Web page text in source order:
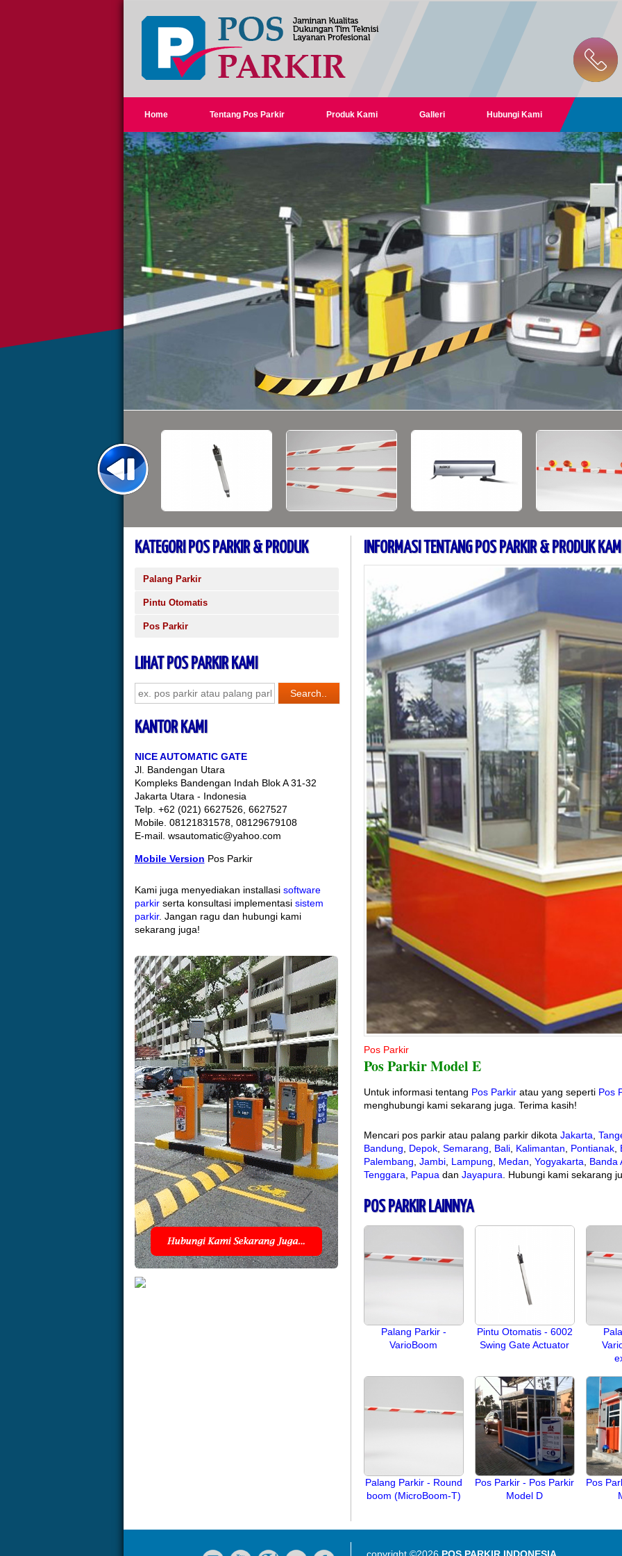
Home Tentang Pos Parkir Produk Kami Galleri Hubungi Kami
KATEGORI POS PARKIR & PRODUK
Palang Parkir
Pintu Otomatis
Pos Parkir
LIHAT POS PARKIR KAMI
KANTOR KAMI
NICE AUTOMATIC GATE
Jl. Bandengan Utara
Kompleks Bandengan Indah Blok A 31-32
Jakarta Utara - Indonesia
Telp. +62 (021) 6627526, 6627527
Mobile. 08121831578, 08129679108
E-mail. wsautomatic@yahoo.com
Mobile Version Pos Parkir
Kami juga menyediakan installasi software
parkirserta konsultasi implementasi sistem
parkir. Jangan ragu dan hubungi kami
sekarang juga!
INFORMASI TENTANG POS PARKIR & PRODUK
Pos Parkir
Pos Parkir Model E
Untuk informasi tentang Pos Parkiratau yang seperti Pos
menghubungi kami sekarang juga. Terima kasih!
Mencari pos parkir atau palang parkir dikota Jakarta
Bandung
Depok, Semarang Bali, Kalimantan Pontianak,
Palembang Jambi, Lampung Medan Yogyakarta
Banda
Tenggara
Papua dan Jayapura . Hubungi kami sekarang
POS PARKIR LAINNYA
Palang Parkir -
VarioBoom
Pintu Otomatis - 6002
Swing Gate Actuator
Palang Parkir - Round
boom (MicroBoom-T)
Pos Parkir - Pos Parkir
Model D
Pos